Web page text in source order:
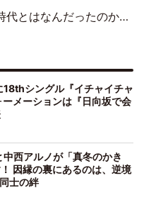
直、中3で辞めるというのを信じてなくて。そう言われてはいたけど、嘘でしょって」
シングル『イチャイチャ
メーションは『日向坂で会
西アルノが「真冬のかき
因縁の裏にあるのは、逆境
士の絆